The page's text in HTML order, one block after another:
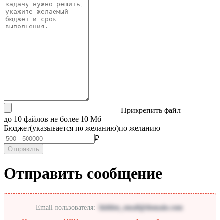
Прикрепить файл
до 10 файлов не более 10 Мб
Бюджет(указывается по желанию)по желанию
₽
Отправить
Отправить сообщение
Email пользователя:
hidden_email@domain.com